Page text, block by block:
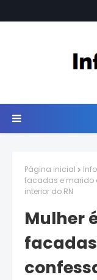
Página inicial
facadas e marido
interior do RN
Mulher